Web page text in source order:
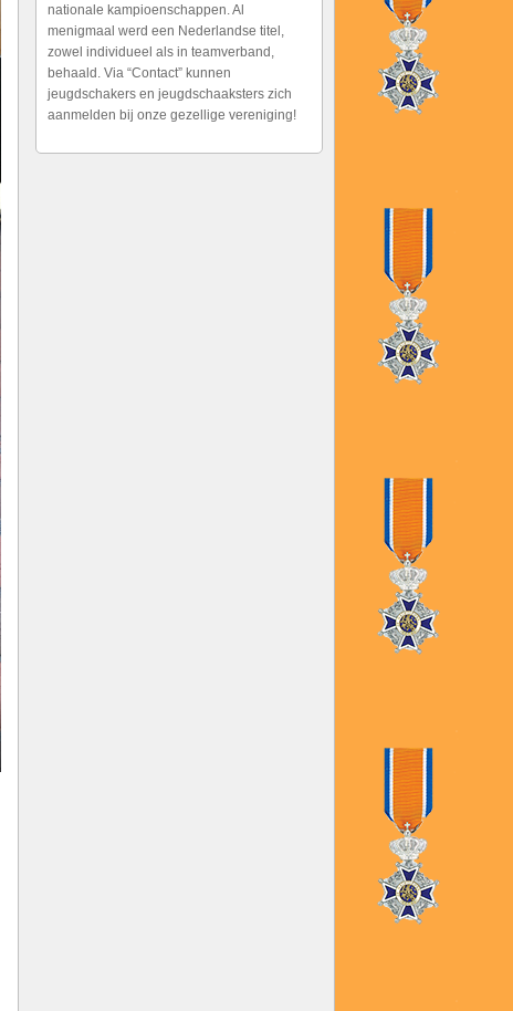
nationale kampioenschappen. Al
menigmaal werd een Nederlandse titel,
zowel individueel als in teamverband,
behaald. Via “Contact” kunnen
jeugdschakers en jeugdschaaksters zich
aanmelden bij onze gezellige vereniging!